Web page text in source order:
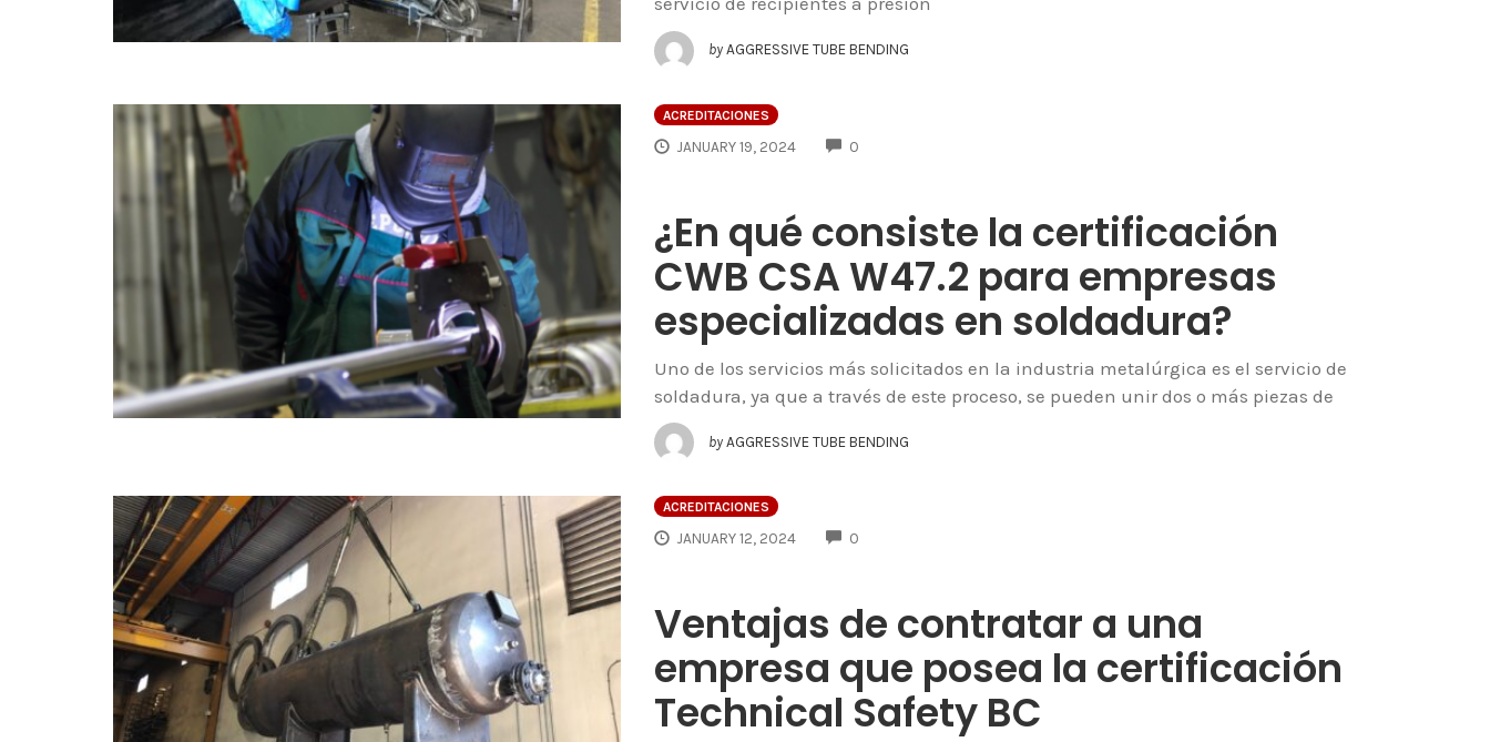
by AGGRESSIVE TUBE BENDING
ACREDITACIONES
JANUARY 19, 2024 0
¿En qué consiste la certificación
CWB CSA W47.2 para empresas
especializadas en soldadura?
Uno de los servicios más solicitados en la industria metalúrgica es el servicio de
soldadura, ya que a través de este proceso, se pueden unir dos o más piezas de
by AGGRESSIVE TUBE BENDING
ACREDITACIONES
JANUARY 12, 2024 0
Ventajas de contratar a una
empresa que posea la certificación
Technical Safety BC